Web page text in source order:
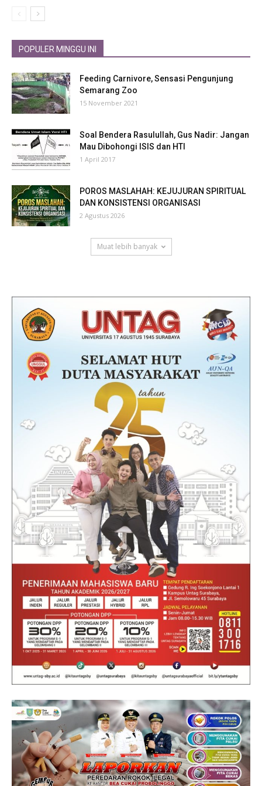
POPULER MINGGU INI
Feeding Carnivore, Sensasi Pengunjung
Semarang Zoo
15 November 2021
Soal Bendera Rasulullah, Gus Nadir: Jangan
Mau Dibohongi ISIS dan HTI
1 April 2017
POROS MASLAHAH: KEJUJURAN SPIRITUAL
DAN KONSISTENSI ORGANISASI
2 Agustus 2026
Muat lebih banyak